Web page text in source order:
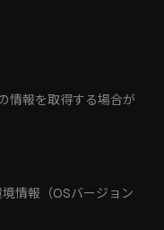
情報を取得する場合が
情報（OSバージョン